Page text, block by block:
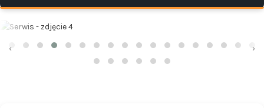
‹ ›